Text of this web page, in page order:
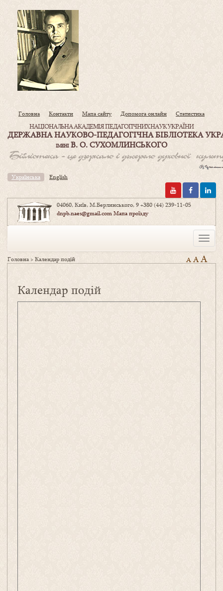
Головна Контакти Мапа сайту Допомога онлайн Статистика
НАЦІОНАЛЬНА АКАДЕМІЯ ПЕДАГОГІЧНИХ НАУК УКРАЇНИ
ДЕРЖАВНА НАУКОВО-ПЕДАГОГІЧНА БІБЛІОТЕКА
ІМЕНІВ. О. СУХОМЛИНСЬКОГО
Українська English
04060, Київ, М.Берлинського, 9+380 (44) 239-11-05
dnpb.naes@gmail.comМапа проїзду
Toggle
Головна >Календар подій A AA
Календар подій